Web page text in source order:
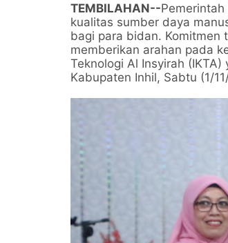
TEMBILAHAN--
kualitas sumber daya
bagi para bidan. Komitmen
memberikan arahan pada
Teknologi Al Insyirah
Kabupaten Inhil, Sabtu (1/